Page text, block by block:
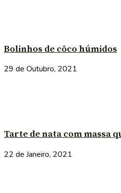
Bolinhos de côco húmidos
29 de Outubro, 2021
Tarte de nata com massa
22 de Janeiro, 2021